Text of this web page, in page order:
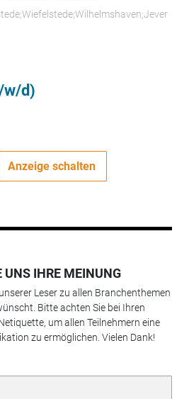
w/d)
Anzeige schalten
UNS IHRE MEINUNG
Leser zu allen Branchenthemen
Bitte achten Sie bei Ihren
um allen Teilnehmern eine
zu ermöglichen. Vielen Dank!